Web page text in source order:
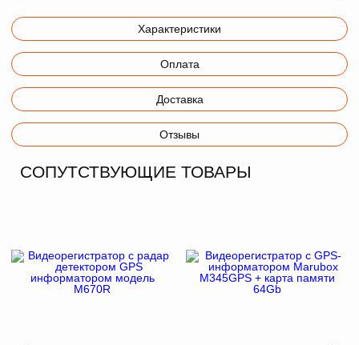
Характеристики
Оплата
Доставка
Отзывы
СОПУТСТВУЮЩИЕ ТОВАРЫ